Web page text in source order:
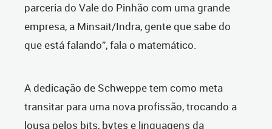
parceria do Vale do Pinhão com uma grande
empresa, a Minsait/Indra, gente que sabe do
que está falando”, fala o matemático.
A dedicação de Schweppe tem como meta
transitar para uma nova profissão, trocando a
lousa pelos bits, bytes e linguagens da